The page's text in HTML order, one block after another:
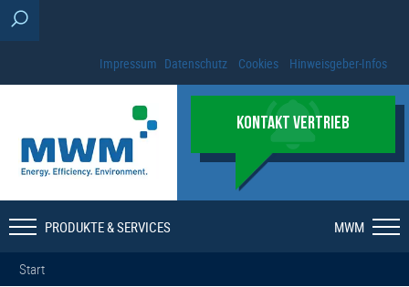
Impressum Datenschutz Cookies Hinweisgeber-Infos
KONTAKT VERTRIEB
PRODUKTE & SERVICES MWM
Start